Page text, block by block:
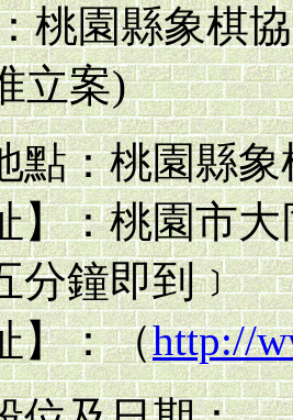
桃園縣象棋
立案)
點：桃園縣
桃園市大
分鐘即到﹞
：（http://